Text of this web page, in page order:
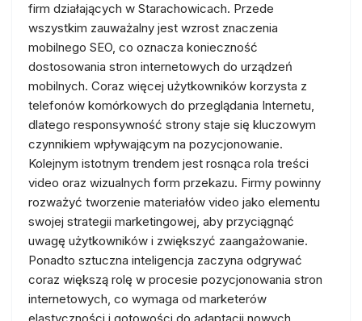
firm działających w Starachowicach. Przede
wszystkim zauważalny jest wzrost znaczenia
mobilnego SEO, co oznacza konieczność
dostosowania stron internetowych do urządzeń
mobilnych. Coraz więcej użytkowników korzysta z
telefonów komórkowych do przeglądania Internetu,
dlatego responsywność strony staje się kluczowym
czynnikiem wpływającym na pozycjonowanie.
Kolejnym istotnym trendem jest rosnąca rola treści
video oraz wizualnych form przekazu. Firmy powinny
rozważyć tworzenie materiałów video jako elementu
swojej strategii marketingowej, aby przyciągnąć
uwagę użytkowników i zwiększyć zaangażowanie.
Ponadto sztuczna inteligencja zaczyna odgrywać
coraz większą rolę w procesie pozycjonowania stron
internetowych, co wymaga od marketerów